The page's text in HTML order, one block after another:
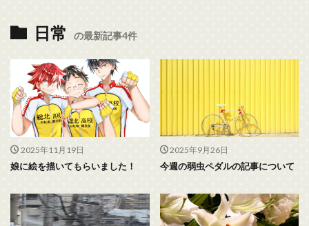
日常 の最新記事4件
2025年11月19日
娘に絵を描いてもらいました！
2025年9月26日
今週の弱虫ペダルの記事について